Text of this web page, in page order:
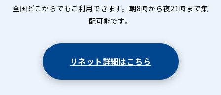
全国どこからでもご利用できます。朝8時から夜21時まで集
配可能です。
リネット詳細はこちら